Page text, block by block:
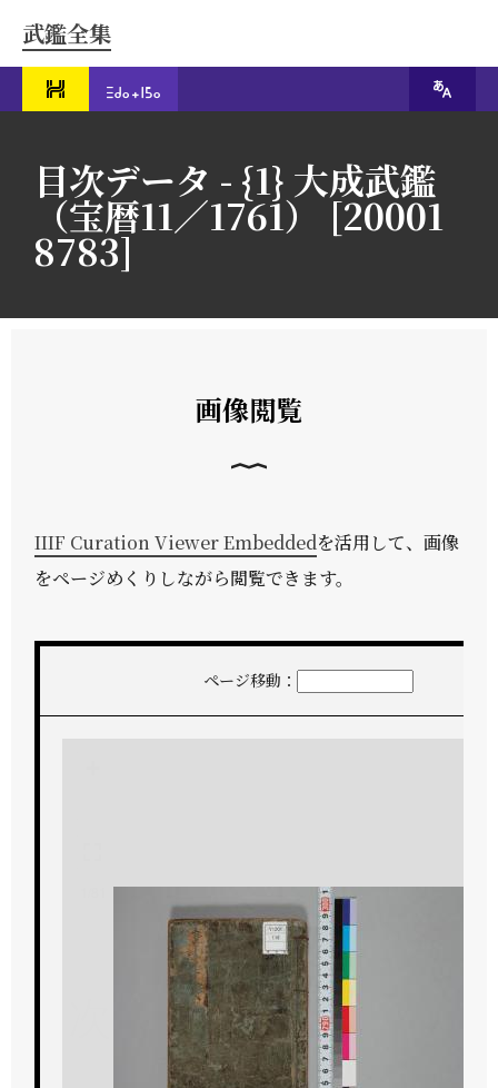
武鑑全集
目次データ - {1} 大成武鑑
（宝暦11／1761） [20001
8783]
画像閲覧
IIIF Curation Viewer Embeddedを活用して、画像
をページめくりしながら閲覧できます。
ページ移動：